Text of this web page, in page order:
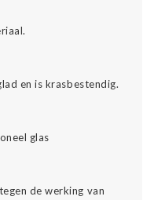
en is krasbestendig.
glas
de werking van